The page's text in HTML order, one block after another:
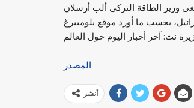
وزير الطاقة التركي ألب أرسلان
نت: آخر أخبار اليوم حول العالم
—
المصدر
أنشر